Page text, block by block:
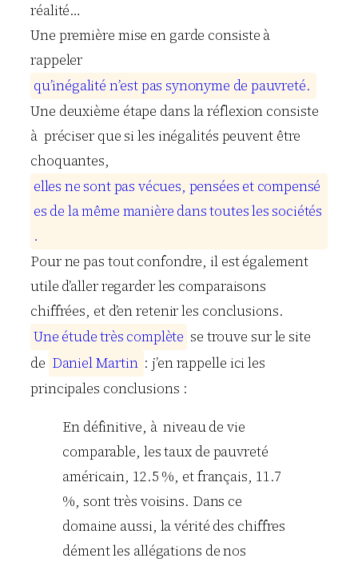
réalité…
Une première mise en garde consiste à
rappeler
qu’inégalité n’estpas synonyme de pauvreté.
Une deuxième étape dans la réflexion consiste
à préciser que si les inégalités peuvent être
choquantes,
elles ne sontpas vécues, pensées et compensé
es de lamême manière danstoutesles sociétés
.
Pour ne pas tout confondre, il est également
utile d’aller regarder les comparaisons
chiffrées, et d’en retenir les conclusions.
Une étudetrès complète se trouve sur le site
de DanielMartin : j’en rappelle ici les
principales conclusions :
En définitive, à niveau de vie
comparable, les taux de pauvreté
américain, 12.5 %, et français, 11.7
%, sont très voisins. Dans ce
domaine aussi, la vérité des chiffres
dément les allégations de nos